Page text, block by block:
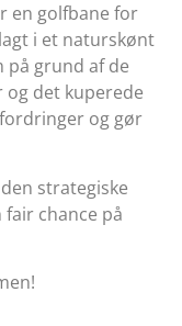
en golfbane for
i et naturskønt
grund af de
det kuperede
og gør
strategiske
chance på